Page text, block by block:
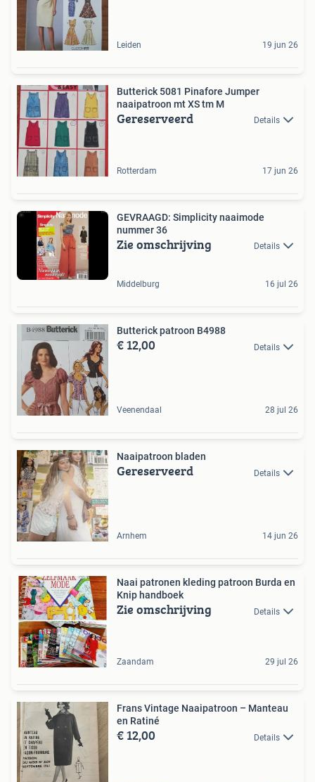
Leiden 19 jun 26
Butterick 5081 Pinafore Jumper
naaipatroon mt XS tm M
Gereserveerd Details
Rotterdam 17 jun 26
GEVRAAGD: Simplicity naaimode
nummer 36
Zie omschrijving Details
Middelburg 16 jul 26
Butterick patroon B4988
€ 12,00 Details
Veenendaal 28 jul 26
Naaipatroon bladen
Gereserveerd Details
Arnhem 14 jun 26
Naai patronen kleding patroon Burda en
Knip handboek
Zie omschrijving Details
Zaandam 29 jul 26
Frans Vintage Naaipatroon – Manteau
en Ratiné
€ 12,00 Details